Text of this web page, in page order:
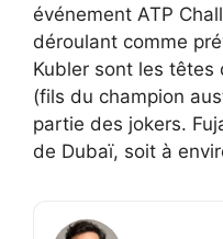
événement ATP
déroulant comme
Kubler sont les
(fils du champion
partie des jokers.
de Dubaï, soit à